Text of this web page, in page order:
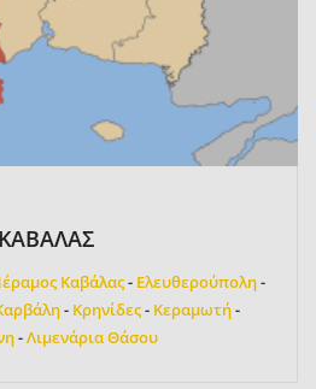
ΚΑΒΑΛΑΣ
Καβάλας- Ελευθερούπολη-
- Κρηνίδες- Κεραμωτή-
-Λιμενάρια Θάσου